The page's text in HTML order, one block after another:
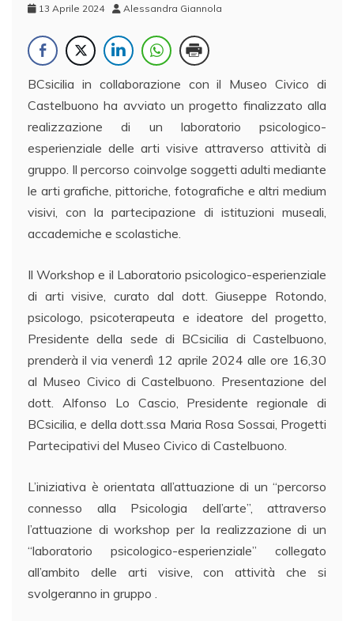
13 Aprile 2024 Alessandra Giannola
BCsicilia in collaborazione con il Museo Civico di
Castelbuono ha avviato un progetto finalizzato alla
realizzazione di un laboratorio psicologico-
esperienziale delle arti visive attraverso attività di
gruppo. Il percorso coinvolge soggetti adulti mediante
le arti grafiche, pittoriche, fotografiche e altri medium
visivi, con la partecipazione di istituzioni museali,
accademiche e scolastiche.
Il Workshop e il Laboratorio psicologico-esperienziale
di arti visive, curato dal dott. Giuseppe Rotondo,
psicologo, psicoterapeuta e ideatore del progetto,
Presidente della sede di BCsicilia di Castelbuono,
prenderà il via venerdì 12 aprile 2024 alle ore 16,30
al Museo Civico di Castelbuono. Presentazione del
dott. Alfonso Lo Cascio, Presidente regionale di
BCsicilia, e della dott.ssa Maria Rosa Sossai, Progetti
Partecipativi del Museo Civico di Castelbuono.
L’iniziativa è orientata all’attuazione di un “percorso
connesso alla Psicologia dell’arte”, attraverso
l’attuazione di workshop per la realizzazione di un
“laboratorio psicologico-esperienziale” collegato
all’ambito delle arti visive, con attività che si
svolgeranno in gruppo .